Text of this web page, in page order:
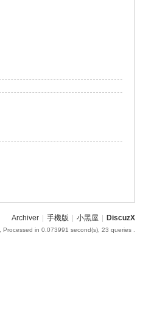
Archiver 手機版 小黑屋 DiscuzX
, Processed in 0.073991 second(s), 23 queries .